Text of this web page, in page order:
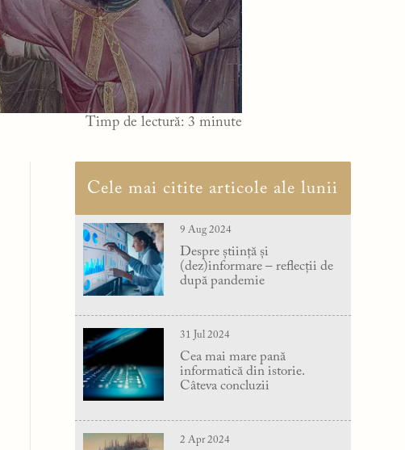
Timp de lectură: 3 minute
Cele mai citite articole ale lunii
9 Aug 2024
Despre știință și
(dez)informare – reflecții de
după pandemie
31 Jul 2024
Cea mai mare pană
informatică din istorie.
Câteva concluzii
2 Apr 2024